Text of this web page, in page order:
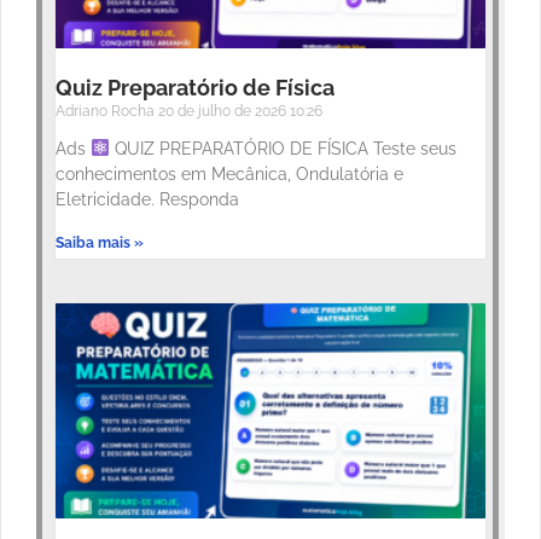
Quiz Preparatório de Física
Adriano Rocha 20 de julho de 2026 10:26
Ads
QUIZ PREPARATÓRIO DE FÍSICA Teste seus
conhecimentos em Mecânica, Ondulatória e
Eletricidade. Responda
Saiba mais »